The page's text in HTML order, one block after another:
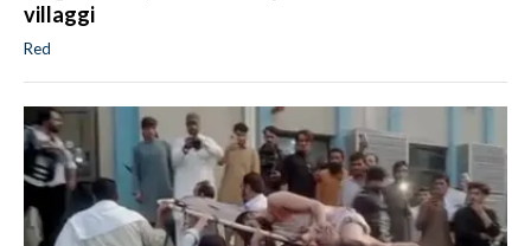
villaggi
Red